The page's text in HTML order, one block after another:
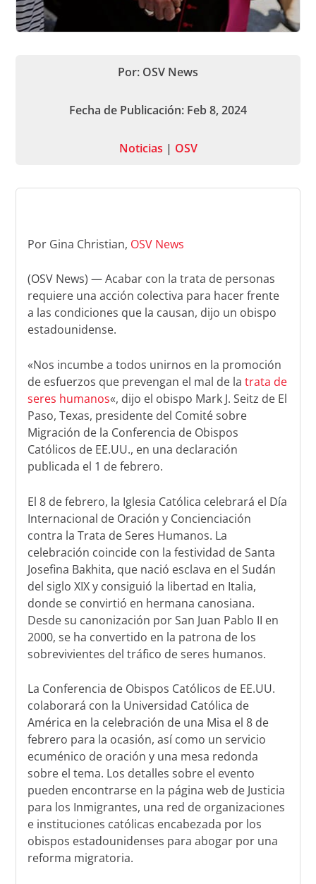
Por: OSV News
Fecha de Publicación: Feb 8, 2024
Noticias | OSV
Por Gina Christian, OSV News
(OSV News) — Acabar con la trata de personas
requiere una acción colectiva para hacer frente
a las condiciones que la causan, dijo un obispo
estadounidense.
«Nos incumbe a todos unirnos en la promoción
de esfuerzos que prevengan el mal de latrata de
seres humanos«, dijo el obispo Mark J. Seitz de El
Paso, Texas, presidente del Comité sobre
Migración de la Conferencia de Obispos
Católicos de EE.UU., en una declaración
publicada el 1 de febrero.
El 8 de febrero, la Iglesia Católica celebrará el Día
Internacional de Oración y Concienciación
contra la Trata de Seres Humanos. La
celebración coincide con la festividad de Santa
Josefina Bakhita, que nació esclava en el Sudán
del siglo XIX y consiguió la libertad en Italia,
donde se convirtió en hermana canosiana.
Desde su canonización por San Juan Pablo II en
2000, se ha convertido en la patrona de los
sobrevivientes del tráfico de seres humanos.
La Conferencia de Obispos Católicos de EE.UU.
colaborará con la Universidad Católica de
América en la celebración de una Misa el 8 de
febrero para la ocasión, así como un servicio
ecuménico de oración y una mesa redonda
sobre el tema. Los detalles sobre el evento
pueden encontrarse en la página web de Justicia
para los Inmigrantes, una red de organizaciones
e instituciones católicas encabezada por los
obispos estadounidenses para abogar por una
reforma migratoria.